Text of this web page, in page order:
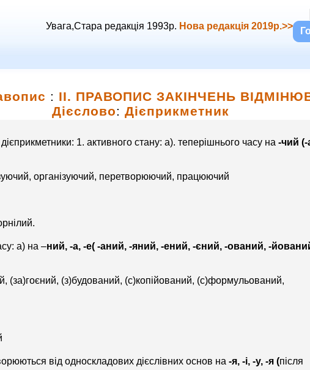
Увага,Стара редакція 1993р. Нова редакція 2019р.>>
: ІІ. ПРАВОПИС ЗАКІНЧЕНЬ
Дієслово: Дієприкметник
1. активного стану: а). теперішнього часу на -чий (-
організуючий, перетворюючий, працюючий
а) на –ний, -а, -е( -аний, -яний, -ений, -єний, -ований, -
(за)гоєний, (з)будований, (с)копійований, (с)формульований,
від односкладових дієслівних основ на -я, -і, -у, -я (після